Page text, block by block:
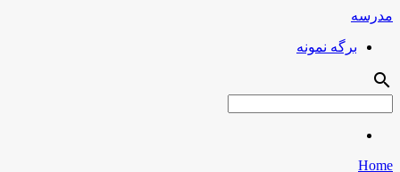
مدرسه
برگه نمونه
search
Home